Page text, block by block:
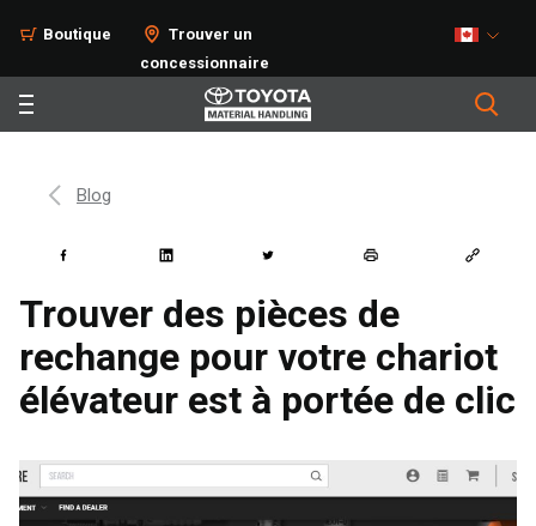
Boutique
Trouver un
concessionnaire
Blog
Trouver des pièces de
rechange pour votre chariot
élévateur est à portée de clic